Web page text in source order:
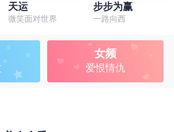
天运
微笑面对世界
步步为赢
一路向西
女频
爱恨情仇